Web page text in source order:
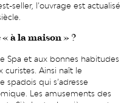
seller, l’ouvrage est actualisé
à la maison »?
Spa et aux bonnes habitudes
curistes. Ainsi naît le
qui s’adresse
Les amusements des